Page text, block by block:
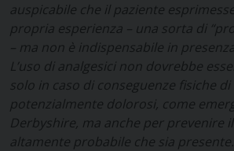
auspicabile che il paziente
propria esperienza – una sorta di
– ma non è indispensabile in
L’uso di analgesici non dovrebbe
solo in caso di conseguenze fisiche
potenzialmente dolorosi, come
Derbyshire, ma anche per prevenire
altamente probabile che sia presente.